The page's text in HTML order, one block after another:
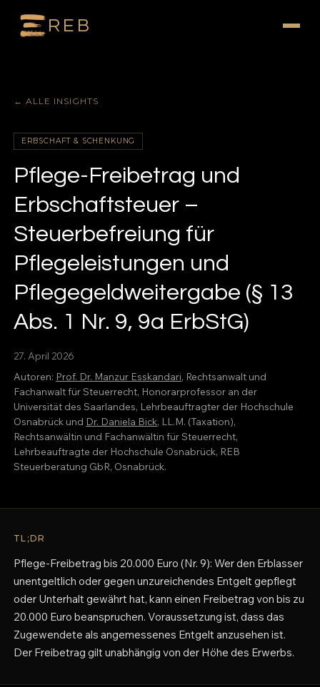
REB
← ALLE INSIGHTS
ERBSCHAFT & SCHENKUNG
Pflege-Freibetrag und
Erbschaftsteuer –
Steuerbefreiung für
Pflegeleistungen und
Pflegegeldweitergabe (§ 13
Abs. 1 Nr. 9, 9a ErbStG)
27. April 2026
Autoren: Prof. Dr. Manzur Esskandari, Rechtsanwalt und
Fachanwalt für Steuerrecht, Honorarprofessor an der
Universität des Saarlandes, Lehrbeauftragter der Hochschule
Osnabrück und Dr. Daniela Bick, LL.M. (Taxation),
Rechtsanwältin und Fachanwältin für Steuerrecht,
Lehrbeauftragte der Hochschule Osnabrück, REB
Steuerberatung GbR, Osnabrück.
TL;DR
Pflege-Freibetrag bis 20.000 Euro (Nr. 9): Wer den Erblasser
unentgeltlich oder gegen unzureichendes Entgelt gepflegt
oder Unterhalt gewährt hat, kann einen Freibetrag von bis zu
20.000 Euro beanspruchen. Voraussetzung ist, dass das
Zugewendete als angemessenes Entgelt anzusehen ist.
Der Freibetrag gilt unabhängig von der Höhe des Erwerbs.